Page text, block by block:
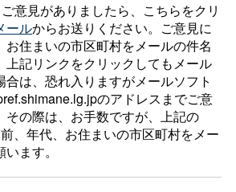
意見がありましたら、こちらをクリ
ールからお送りください。ご意見に
お住まいの市区町村をメールの件名
上記リンクをクリックしてもメール
は、恐れ入りますがメールソフト
のアドレスまでご意
その際は、お手数ですが、上記の
前、年代、お住まいの市区町村をメー
ます。